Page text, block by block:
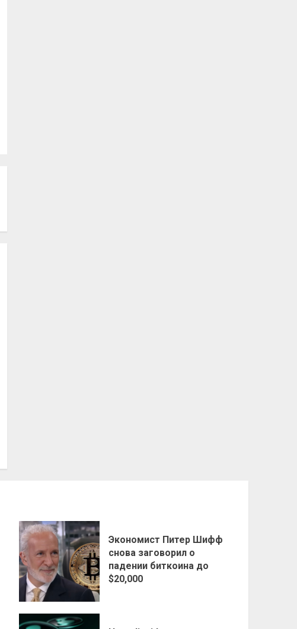
Экономист Питер Шифф
снова заговорил о
падении биткоина до
$20,000